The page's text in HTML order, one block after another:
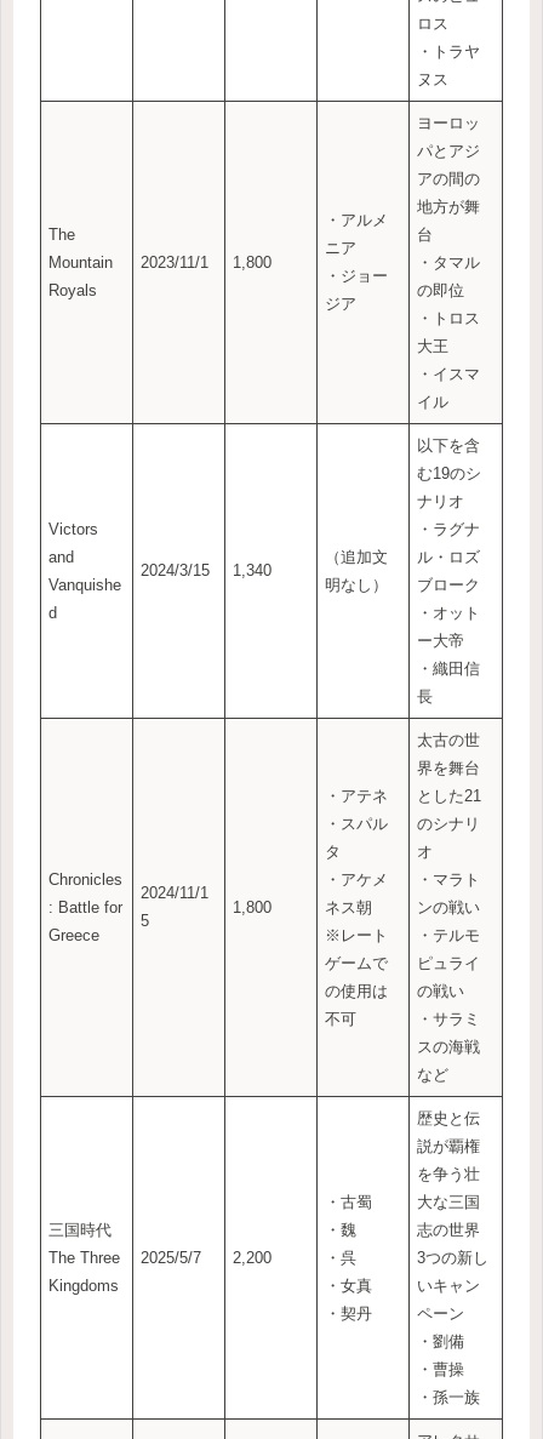
ロス
・トラヤ
ヌス
The
Mountain
Royals
2023/11/1 1,800
・アルメ
ニア
・ジョー
ジア
ヨーロッ
パとアジ
アの間の
地方が舞
台
・タマル
の即位
・トロス
大王
・イスマ
イル
Victors
and
Vanquishe
d
2024/3/15 1,340
（追加文
明なし）
以下を含
む19のシ
ナリオ
・ラグナ
ル・ロズ
ブローク
・オット
ー大帝
・織田信
長
Chronicles
: Battle for
Greece
2024/11/1
5
1,800
・アテネ
・スパル
タ
・アケメ
ネス朝
※レート
ゲームで
の使用は
不可
太古の世
界を舞台
とした21
のシナリ
オ
・マラト
ンの戦い
・テルモ
ピュライ
の戦い
・サラミ
スの海戦
など
三国時代
The Three
Kingdoms
2025/5/7 2,200
・古蜀
・魏
・呉
・女真
・契丹
歴史と伝
説が覇権
を争う壮
大な三国
志の世界
3つの新し
いキャン
ペーン
・劉備
・曹操
・孫一族